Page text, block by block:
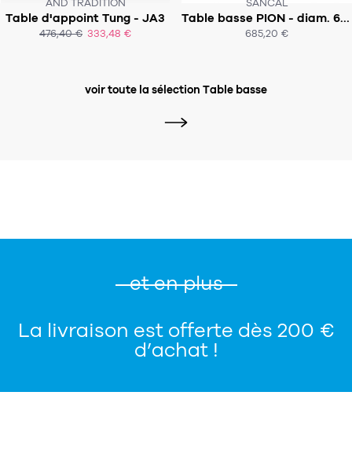
AND TRADITION
Table d'appoint Tung - JA3
476,40 € 333,48 €
ACHAT EXPRESS
SANCAL
Table basse PION - diam. 60 x h40
685,20 €
SOUS 6-8 SEMAINES
ACHAT EXPRESS
voir toute la sélection Table basse
et en plus
La livraison est offerte dès 200 €
d’achat !